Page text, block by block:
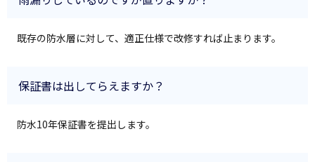
既存の防水層に対して、適正仕様で改修すれば止まります。
保証書は出してらえますか？
防水10年保証書を提出します。